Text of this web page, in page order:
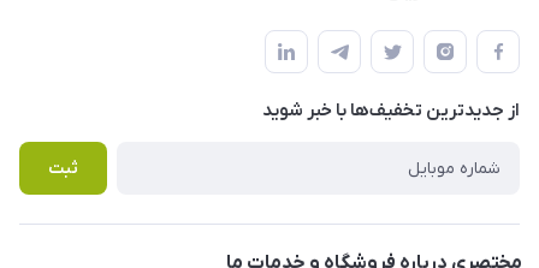
املاک مدنی - نوساز شاپ
لیست محصولات
درباره ما
قوانین و مقررات
حریم خصوصی
راهنما
پرسش های متداول
از جدید‌ترین تخفیف‌ها با‌ خبر شوید
ثبت
مختصری درباره فروشگاه و خدمات ما